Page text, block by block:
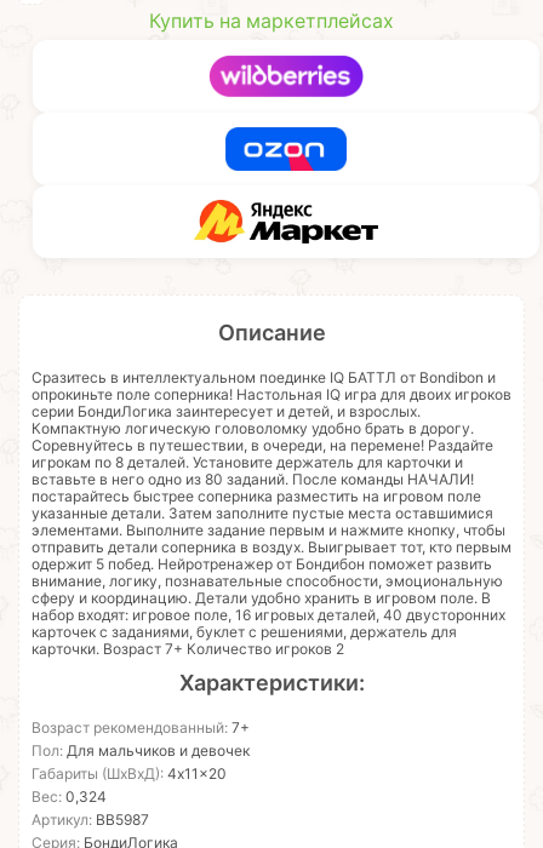
Купить на маркетплейсах
Описание
Сразитесь в интеллектуальном поединке IQ БАТТЛ от Bondibon и
опрокиньте поле соперника! Настольная IQ игра для двоих игроков
серии БондиЛогика заинтересует и детей, и взрослых.
Компактную логическую головоломку удобно брать в дорогу.
Соревнуйтесь в путешествии, в очереди, на перемене! Раздайте
игрокам по 8 деталей. Установите держатель для карточки и
вставьте в него одно из 80 заданий. После команды НАЧАЛИ!
постарайтесь быстрее соперника разместить на игровом поле
указанные детали. Затем заполните пустые места оставшимися
элементами. Выполните задание первым и нажмите кнопку, чтобы
отправить детали соперника в воздух. Выигрывает тот, кто первым
одержит 5 побед. Нейротренажер от Бондибон поможет развить
внимание, логику, познавательные способности, эмоциональную
сферу и координацию. Детали удобно хранить в игровом поле. В
набор входят: игровое поле, 16 игровых деталей, 40 двусторонних
карточек с заданиями, буклет с решениями, держатель для
карточки. Возраст 7+ Количество игроков 2
Характеристики:
Возраст рекомендованный: 7+
Пол: Для мальчиков и девочек
Габариты (ШхВхД): 4x11x20
Вес: 0,324
Артикул: ВВ5987
Серия: БондиЛогика